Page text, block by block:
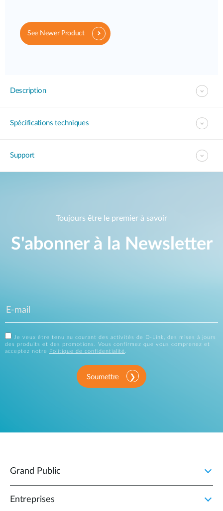
See Newer Product
Description
Spécifications techniques
Support
Toujours être le premier à savoir
S'abonner à la Newsletter
Je veux être tenu au courant des activités de D-Link, des mises à jours
des produits et des promotions. Vous confirmez que vous comprenez et
acceptez notre
Politique de confidentialité.
Soumettre
Grand Public
Entreprises